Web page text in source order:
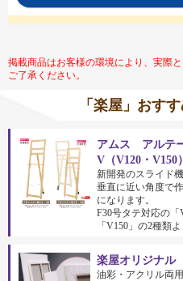
掲載商品はお客様の環境により、実際
ご了承ください。
「楽屋」おす
アムス アルテ
V（V120・V150）
新開発のスライド
垂直に近い角度で
になります。
F30号タテ対応の
「V150」の2種類
楽屋オリジナル
油彩・アクリル両